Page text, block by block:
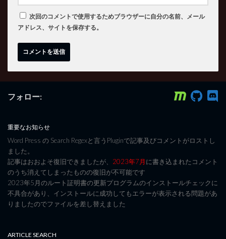
次回のコメントで使用するためブラウザーに自分の名前、メール
アドレス、サイトを保存する。
フォロー:
重要なお知らせ
Word Press の Search Regexと言うPluginで記事及びコメントがロストし
ました。
記事はおおよそ復旧できましたが、 2023年7月に書き込まれたコメント
のうち消えてしまったものの復旧が不可能です
2023年5月のルート証明書の更新プログラムのインストールチェックに
不具合があり、インストールに成功してもエラーが表示される問題があ
りましたのでファイルを差し替えました
ARTICLE SEARCH